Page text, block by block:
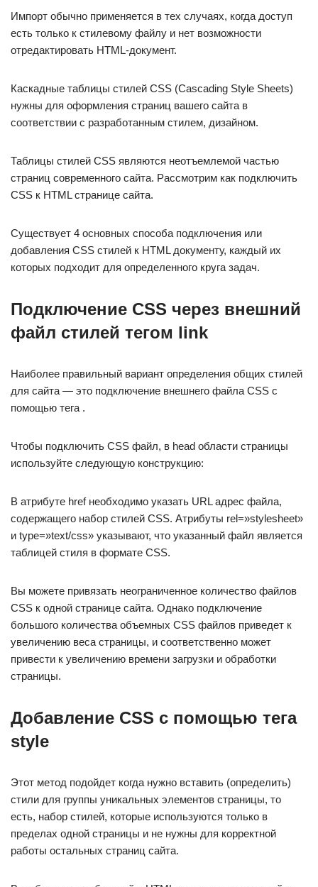
Импорт обычно применяется в тех случаях, когда доступ
есть только к стилевому файлу и нет возможности
отредактировать HTML-документ.
Каскадные таблицы стилей CSS (Cascading Style Sheets)
нужны для оформления страниц вашего сайта в
соответствии с разработанным стилем, дизайном.
Таблицы стилей CSS являются неотъемлемой частью
страниц современного сайта. Рассмотрим как подключить
CSS к HTML странице сайта.
Существует 4 основных способа подключения или
добавления CSS стилей к HTML документу, каждый их
которых подходит для определенного круга задач.
Подключение CSS через внешний
файл стилей тегом link
Наиболее правильный вариант определения общих стилей
для сайта — это подключение внешнего файла CSS с
помощью тега .
Чтобы подключить CSS файл, в head области страницы
используйте следующую конструкцию:
В атрибуте href необходимо указать URL адрес файла,
содержащего набор стилей CSS. Атрибуты rel=»stylesheet»
и type=»text/css» указывают, что указанный файл является
таблицей стиля в формате CSS.
Вы можете привязать неограниченное количество файлов
CSS к одной странице сайта. Однако подключение
большого количества объемных CSS файлов приведет к
увеличению веса страницы, и соответственно может
привести к увеличению времени загрузки и обработки
страницы.
Добавление CSS с помощью тега
style
Этот метод подойдет когда нужно вставить (определить)
стили для группы уникальных элементов страницы, то
есть, набор стилей, которые используются только в
пределах одной страницы и не нужны для корректной
работы остальных страниц сайта.